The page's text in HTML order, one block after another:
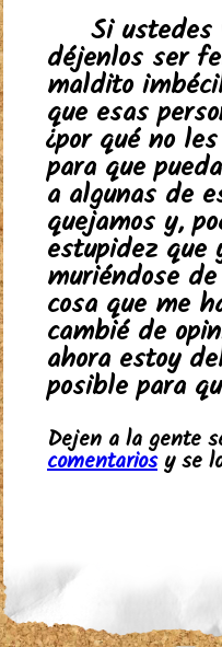
Si ustedes
déjenlos ser
maldito
que esas
¿por qué no
para que
a algunas de
quejamos y,
estupidez que
muriéndose
cosa que me
cambié de
ahora estoy
posible para
Dejen a la gente
comentariosy se